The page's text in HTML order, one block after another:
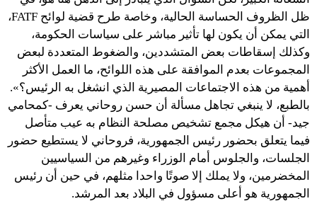
ظل الظروف الحساسة الحالية، وخاصة طرح قضية لوائح FATF،
التي يمكن أن يكون لها تأثير مباشر على سياسات الحكومة،
وكذلك إسقاطات بعض المتشددين، والضغوط المتعددة لبعض
المجموعات بعدم الموافقة على هذه اللوائح، ما العمل الأكثر
أهمية من هذه الاجتماعات المصيرية الذي انشغل به الرئيس؟».
بالطبع، لا ينبغي تجاهل مسألة أن حسن روحاني يعرف -كمحامي
جيد- أن هيكل مجمع تشخيص مصلحة النظام به عيب متأصل
فيما يتعلق بحضور رئيس الجمهورية، فروحاني لا يستطيع حضور
الجلسات، والجلوس أمام الوزراء وغيرهم من السياسيين
المخضرمين، ولا يملك إلا صوتًا واحدا مثلهم، في حين أن رئيس
الجمهورية هو أعلى مسؤول في البلاد بعد المرشد.